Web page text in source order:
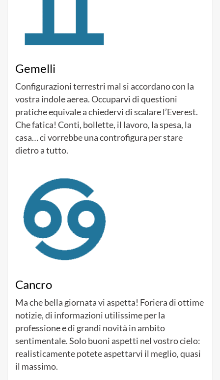
Gemelli
Configurazioni terrestri mal si accordano con la
vostra indole aerea. Occuparvi di questioni
pratiche equivale a chiedervi di scalare l’Everest.
Che fatica! Conti, bollette, il lavoro, la spesa, la
casa… ci vorrebbe una controfigura per stare
dietro a tutto.
Cancro
Ma che bella giornata vi aspetta! Foriera di ottime
notizie, di informazioni utilissime per la
professione e di grandi novità in ambito
sentimentale. Solo buoni aspetti nel vostro cielo:
realisticamente potete aspettarvi il meglio, quasi
il massimo.